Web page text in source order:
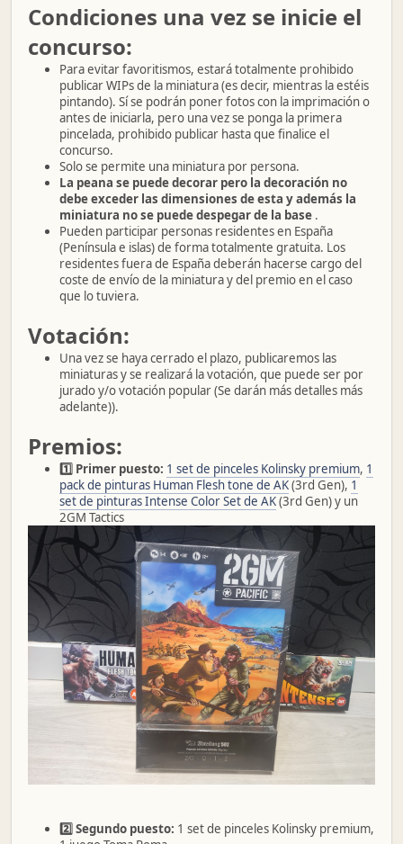
Condiciones una vez se inicie el
concurso:
Para evitar favoritismos, estará totalmente prohibido
publicar WIPs de la miniatura (es decir, mientras la estéis
pintando). Sí se podrán poner fotos con la imprimación o
antes de iniciarla, pero una vez se ponga la primera
pincelada, prohibido publicar hasta que finalice el
concurso.
Solo se permite una miniatura por persona.
La peana se puede decorar pero la decoración no
debe exceder las dimensiones de esta y además la
miniatura no se puede despegar de la base .
Pueden participar personas residentes en España
(Península e islas) de forma totalmente gratuita. Los
residentes fuera de España deberán hacerse cargo del
coste de envío de la miniatura y del premio en el caso
que lo tuviera.
Votación:
Una vez se haya cerrado el plazo, publicaremos las
miniaturas y se realizará la votación, que puede ser por
jurado y/o votación popular (Se darán más detalles más
adelante)).
Premios:
1️⃣ Primer puesto: 1 set de pinceles Kolinsky premium, 1
pack de pinturas Human Flesh tone de AK(3rd Gen), 1
set de pinturas Intense Color Set de AK(3rd Gen) y un
2GM Tactics
2️⃣ Segundo puesto: 1 set de pinceles Kolinsky premium,